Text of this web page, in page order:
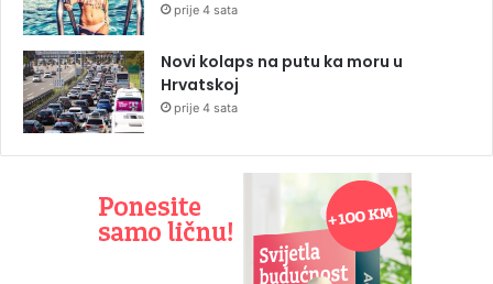
prije 4 sata
Novi kolaps na putu ka moru u
Hrvatskoj
prije 4 sata